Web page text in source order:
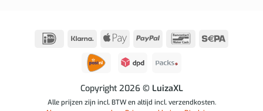
IDeal Klarna
Apple
PayPal Bancontact
Copyright 2026 © LuizaXL
Alle prijzen zijn incl. BTW en altijd incl. verzendkosten.